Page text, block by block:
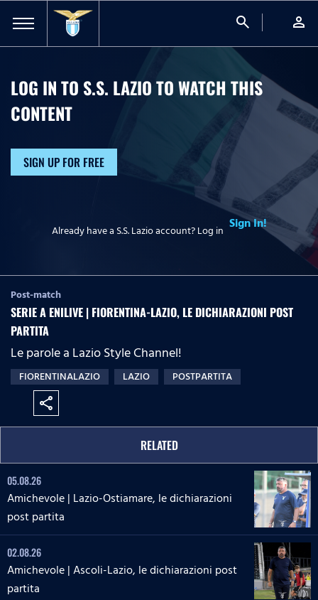
search person
LOG IN TO S.S. LAZIO TO WATCHTHIS
CONTENT
SIGN UP FOR FREE
Already have a S.S. Lazio account? Log in Sign In!
Post-match
SERIE A ENILIVE | FIORENTINA-LAZIO, LE DICHIARAZIONI POST
PARTITA
Le parole a Lazio Style Channel!
FIORENTINALAZIO LAZIO POSTPARTITA
share
RELATED
05.08.26
Amichevole | Lazio-Ostiamare, le dichiarazioni
post partita
02.08.26
Amichevole | Ascoli-Lazio, le dichiarazioni post
partita